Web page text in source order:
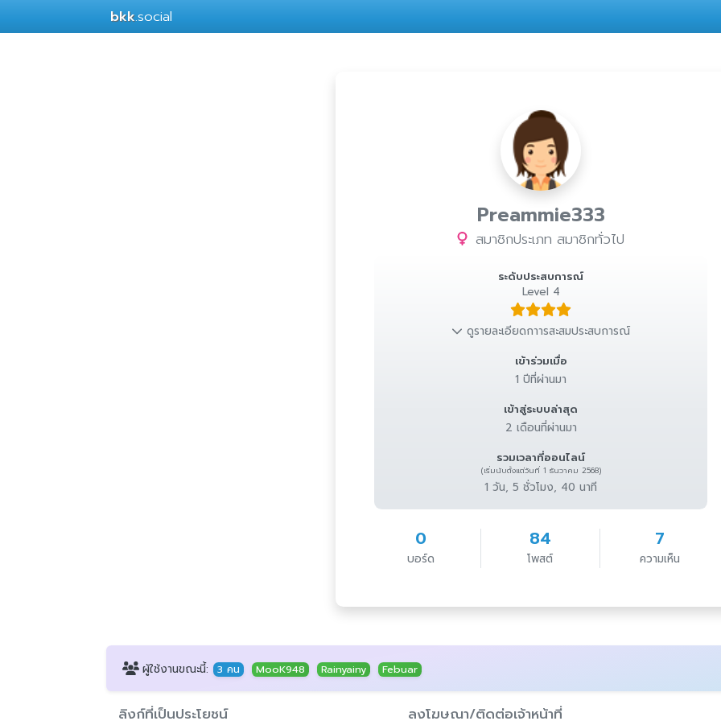
bkk.social
Preammie333
สมาชิกประเภท สมาชิกทั่วไป
ระดับประสบการณ์
Level 4
ดูรายละเอียดกาารสะสมประสบการณ์
เข้าร่วมเมื่อ
1 ปีที่ผ่านมา
เข้าสู่ระบบล่าสุด
2 เดือนที่ผ่านมา
รวมเวลาที่ออนไลน์
(เริ่มนับตั้งแต่วันที่ 1 ธันวาคม 2568)
1 วัน, 5 ชั่วโมง, 40 นาที
0
บอร์ด
84
โพสต์
7
ความเห็น
ผู้ใช้งานขณะนี้: 3 คน MooK948 Rainyainy Febuar
ลิงก์ที่เป็นประโยชน์ ลงโฆษณา/ติดต่อเจ้าหน้าที่